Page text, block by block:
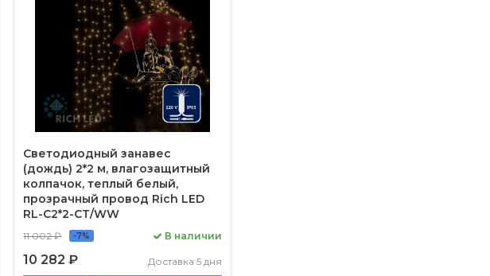
Светодиодный занавес
(дождь) 2*2 м, влагозащитный
колпачок, теплый белый,
прозрачный провод Rich LED
RL-C2*2-CT/WW
11 002 ₽ -7%
10 282 ₽
В наличии
Доставка 5 дня